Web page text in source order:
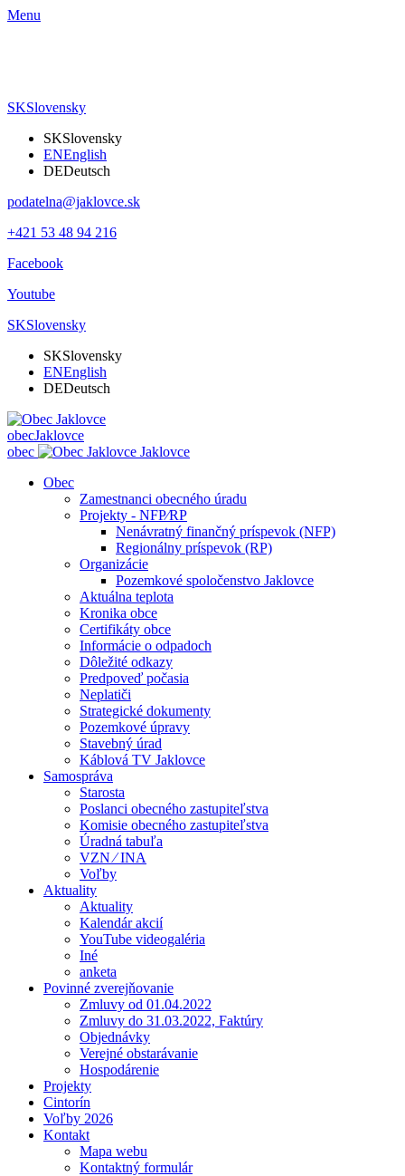
Menu
SKSlovensky
SKSlovensky
ENEnglish
DEDeutsch
podatelna@jaklovce.sk
+421 53 48 94 216
Facebook
Youtube
SKSlovensky
SKSlovensky
ENEnglish
DEDeutsch
obecJaklovce
obec
Jaklovce
Obec
Zamestnanci obecného úradu
Projekty - NFP⁄RP
Nenávratný finančný príspevok (NFP)
Regionálny príspevok (RP)
Organizácie
Pozemkové spoločenstvo Jaklovce
Aktuálna teplota
Kronika obce
Certifikáty obce
Informácie o odpadoch
Dôležité odkazy
Predpoveď počasia
Neplatiči
Strategické dokumenty
Pozemkové úpravy
Stavebný úrad
Káblová TV Jaklovce
Samospráva
Starosta
Poslanci obecného zastupiteľstva
Komisie obecného zastupiteľstva
Úradná tabuľa
VZN ⁄ INA
Voľby
Aktuality
Aktuality
Kalendár akcií
YouTube videogaléria
Iné
anketa
Povinné zverejňovanie
Zmluvy od 01.04.2022
Zmluvy do 31.03.2022, Faktúry
Objednávky
Verejné obstarávanie
Hospodárenie
Projekty
Cintorín
Voľby 2026
Kontakt
Mapa webu
Kontaktný formulár